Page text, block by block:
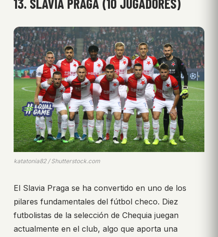
13. SLAVIA PRAGA (10 JUGADORES)
katatonia82 / Shutterstock.com
El Slavia Praga se ha convertido en uno de los
pilares fundamentales del fútbol checo. Diez
futbolistas de la selección de Chequia juegan
actualmente en el club, algo que aporta una